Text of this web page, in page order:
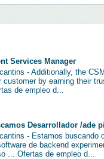
Services Manager
- Additionally, the
customer by earning their
de empleo d...
Desarrollador /ade
- Estamos buscando
de backend
... Ofertas de empleo d...